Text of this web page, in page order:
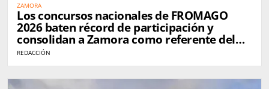
ZAMORA
Los concursos nacionales de FROMAGO
2026 baten récord de participación y
consolidan a Zamora como referente del
queso en España
REDACCIÓN